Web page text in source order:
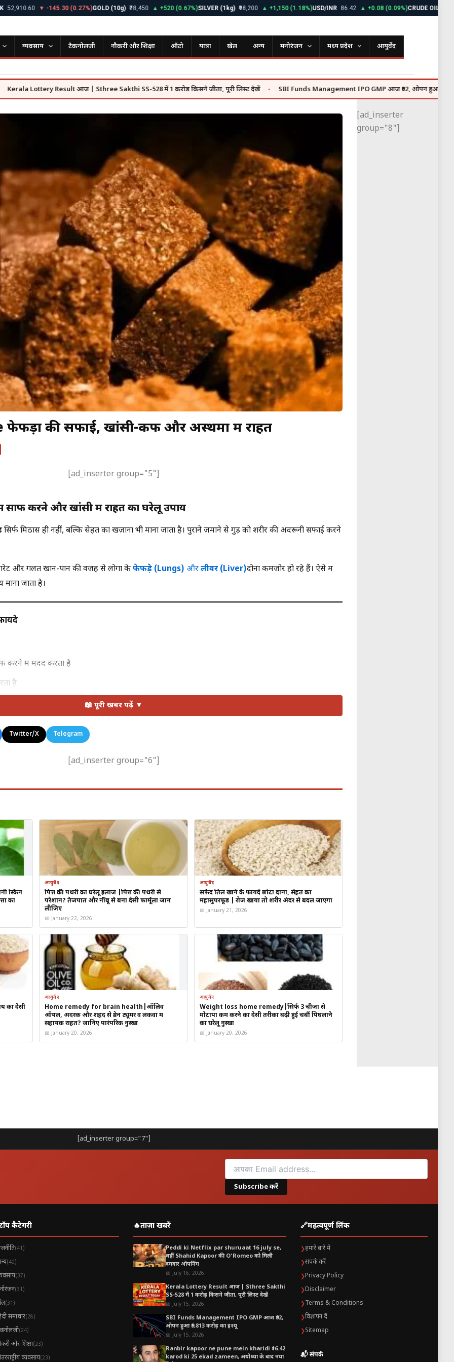
▼ -145.30 (0.27%)GOLD (10g) ₹78,450 ▲ +520 (0.67%)SILVER (1kg) ₹98,200 ▲ +1,150 (1.18%)USD/INR 86.42 ▲ +0.08 (0.09%)CRUDE OIL $72.85
व्यवसाय टैकनोलजी नौकरी और शिक्षा ऑटो यात्रा खेल अन्य मनोरंजन मध्य प्रदेश आयुर्वेद
Result आज | Sthree Sakthi SS-528 में 1 करोड़ किसने जीता, पूरी लिस्ट देखें ● SBI Funds Management IPO GMP आज ₹92, ओपन हुआ ₹9,813 करोड़ का
फेफड़ों की सफाई, खांसी-कफ और अस्थमा में राहत
[ad_inserter group="5"]
करने और खांसी में राहत का घरेलू उपाय
सिर्फ मिठास ही नहीं, बल्कि सेहत का खज़ाना भी माना जाता है। पुराने ज़माने से गुड़ को शरीर की अंदरूनी सफाई करने
और गलत खान-पान की वजह से लोगों केफेफड़े (Lungs) औरलीवर (Liver)दोनों कमजोर हो रहे हैं। ऐसे में
जाता है।
करने में मदद करता है
है
जाता है:
बताया गया)
लें
खाएं
करें
सांस की परेशानी में राहत महसूस हो सकती है।
, जो:
है
रखता है
📖 पूरी खबर पढ़ें ▼
Twitter/X Telegram
[ad_inserter group="6"]
स्किन
का
आयुर्वेद
पित्त की पथरी का घरेलू इलाज |पित्त की पथरी से
परेशान? तेजपात और नींबू से बना देसी फार्मूला जान
लीजिए
📅 January 22, 2026
आयुर्वेद
सफेद तिल खाने के फायदे छोटा दाना, सेहत का
महासुपरफूड | रोज खाया तो शरीर अंदर से बदल जाएगा
📅 January 21, 2026
का देसी
आयुर्वेद
Home remedy for brain health|ऑलिव
ऑयल, अदरक और शहद से ब्रेन ट्यूमर व लकवा में
सहायक राहत? जानिए पारंपरिक नुस्खा
📅 January 20, 2026
आयुर्वेद
Weight loss home remedy|सिर्फ 3 चीजों से
मोटापा कम करने का देसी तरीका बढ़ी हुई चर्बी पिघलाने
का घरेलू नुस्खा
📅 January 20, 2026
[ad_inserter
group="8"]
[ad_inserter group="7"]
Subscribe करें
कैटेगरी
(41)
(40)
(37)
(31)
(31)
समाचार(28)
(24)
और शिक्षा(23)
व्यवसाय(23)
🔥ताज़ा खबरें
Peddi ki Netflix par shuruaat 16 july se,
वहीं Shahid Kapoor की O’Romeo को मिली
दमदार ओपनिंग
📅 July 16, 2026
Kerala Lottery Result आज | Sthree Sakthi
SS-528 में 1 करोड़ किसने जीता, पूरी लिस्ट देखें
📅 July 15, 2026
SBI Funds Management IPO GMP आज ₹92,
ओपन हुआ ₹9,813 करोड़ का इश्यू
📅 July 15, 2026
Ranbir kapoor ne pune mein kharidi ₹16.42
karod ki 25 ekad zameen, अयोध्या के बाद नया
🔗महत्वपूर्ण लिंक
❯हमारे बारे में
❯संपर्क करें
❯Privacy Policy
❯Disclaimer
❯Terms & Conditions
❯विज्ञापन दें
❯Sitemap
📬 संपर्क